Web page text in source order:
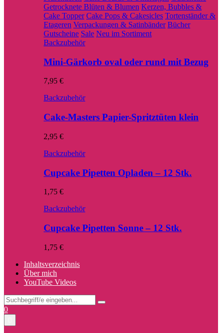
Getrocknete Blüten & Blumen Kerzen, Bubbles &
Cake Topper Cake Pops & Cakesicles Tortenständer &
Etageren Verpackungen & Satinbänder Bücher
Gutscheine Sale Neu im Sortiment
Backzubehör
Mini-Gärkorb oval oder rund mit Bezug
7,95 €
Backzubehör
Cake-Masters Papier-Spritztüten klein
2,95 €
Backzubehör
Cupcake Pipetten Opladen – 12 Stk.
1,75 €
Backzubehör
Cupcake Pipetten Sonne – 12 Stk.
1,75 €
Inhaltsverzeichnis
Über mich
YouTube Videos
Search
for:
Search
Facebook
Twitter
Instagram
Pinterest
Youtube
0
Menu